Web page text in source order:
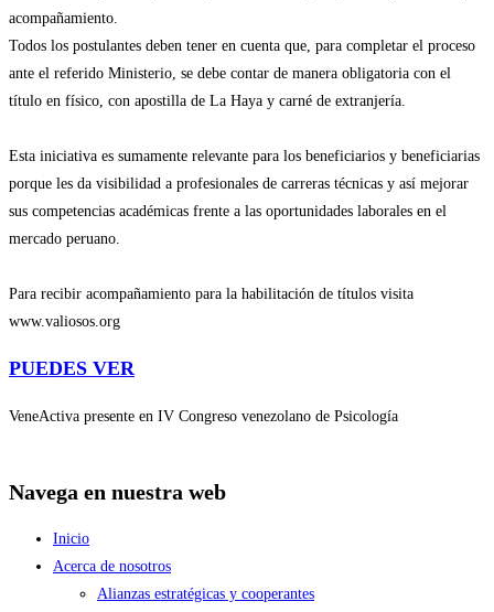
acompañamiento.
Todos los postulantes deben tener en cuenta que, para completar el proceso
ante el referido Ministerio, se debe contar de manera obligatoria con el
título en físico, con apostilla de La Haya y carné de extranjería.
Esta iniciativa es sumamente relevante para los beneficiarios y beneficiarias
porque les da visibilidad a profesionales de carreras técnicas y así mejorar
sus competencias académicas frente a las oportunidades laborales en el
mercado peruano.
Para recibir acompañamiento para la habilitación de títulos visita
www.valiosos.org
PUEDES VER
VeneActiva presente en IV Congreso venezolano de Psicología
Navega en nuestra web
Inicio
Acerca de nosotros
Alianzas estratégicas y cooperantes